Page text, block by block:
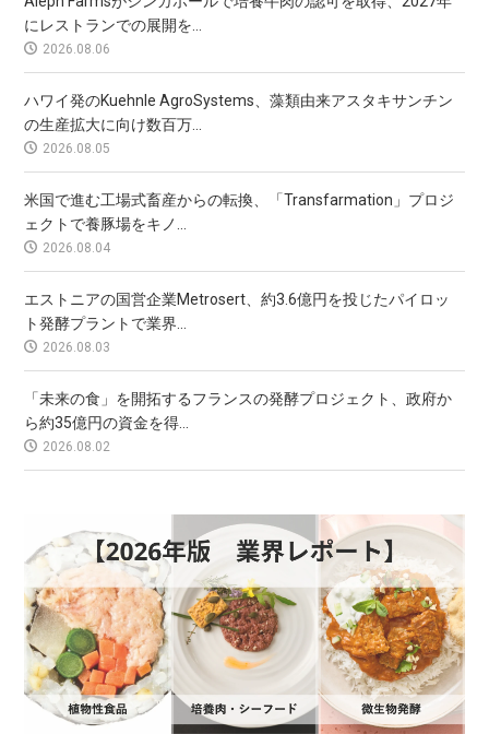
にレストランでの展開を...
2026.08.06
ハワイ発のKuehnle AgroSystems、藻類由来アスタキサンチン
の生産拡大に向け数百万...
2026.08.05
米国で進む工場式畜産からの転換、「Transfarmation」プロジ
ェクトで養豚場をキノ...
2026.08.04
エストニアの国営企業Metrosert、約3.6億円を投じたパイロッ
ト発酵プラントで業界...
2026.08.03
「未来の食」を開拓するフランスの発酵プロジェクト、政府か
ら約35億円の資金を得...
2026.08.02